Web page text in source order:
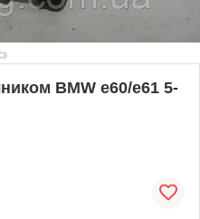
BMW e60/e61 5-